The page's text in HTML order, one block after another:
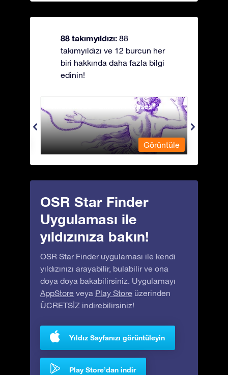
88 takımyıldızı: 88
takımyıldızı ve 12 burcun her
biri hakkında daha fazla bilgi
edinin!
Andromeda - Zincirli Prenses
Görüntüle
OSR Star Finder
Uygulaması ile
yıldızınıza bakın!
OSR Star Finder uygulaması ile kendi
yıldızınızı arayabilir, bulabilir ve ona
doya doya bakabilirsiniz. Uygulamayı
AppStore veya Play Store üzerinden
ÜCRETSİZ indirebilirsiniz!
Yıldız Sayfanızı görüntüleyin
Play Store’dan indir